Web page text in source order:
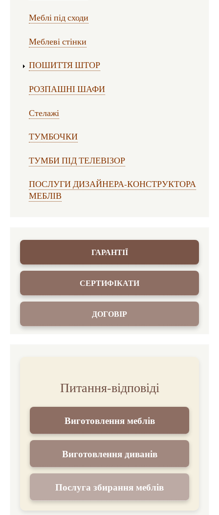
Меблі під сходи
Меблеві стінки
ПОШИТТЯ ШТОР
РОЗПАШНІ ШАФИ
Стелажі
ТУМБОЧКИ
ТУМБИ ПІД ТЕЛЕВІЗОР
ПОСЛУГИ ДИЗАЙНЕРА-КОНСТРУКТОРА
МЕБЛІВ
ГАРАНТІЇ
СЕРТИФІКАТИ
ДОГОВІР
Питання-відповіді
Виготовлення меблів
Виготовлення диванів
Послуга збирання меблів